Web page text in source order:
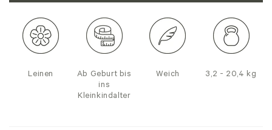
Leinen
Ab Geburt bis
ins
Kleinkindalter
Weich 3,2 - 20,4 kg